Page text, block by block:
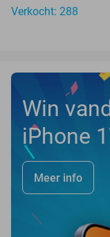
Verkocht: 288
Win
iPhone
Meer info